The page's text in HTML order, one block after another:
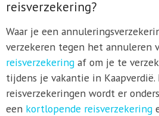
reisverzekering?
Waar je een
verzekeren tegen het annuleren
reisverzekeringaf om je te
tijdens je vakantie in Kaapverdië.
reisverzekeringen wordt er
een kortlopende reisverzekering